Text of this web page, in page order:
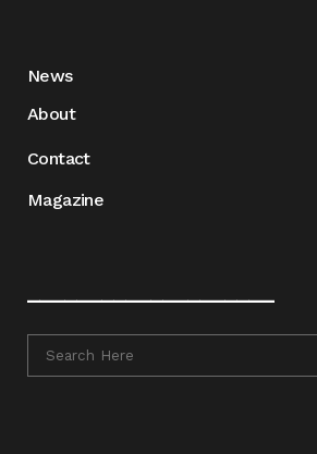
News
About
Contact
Magazine